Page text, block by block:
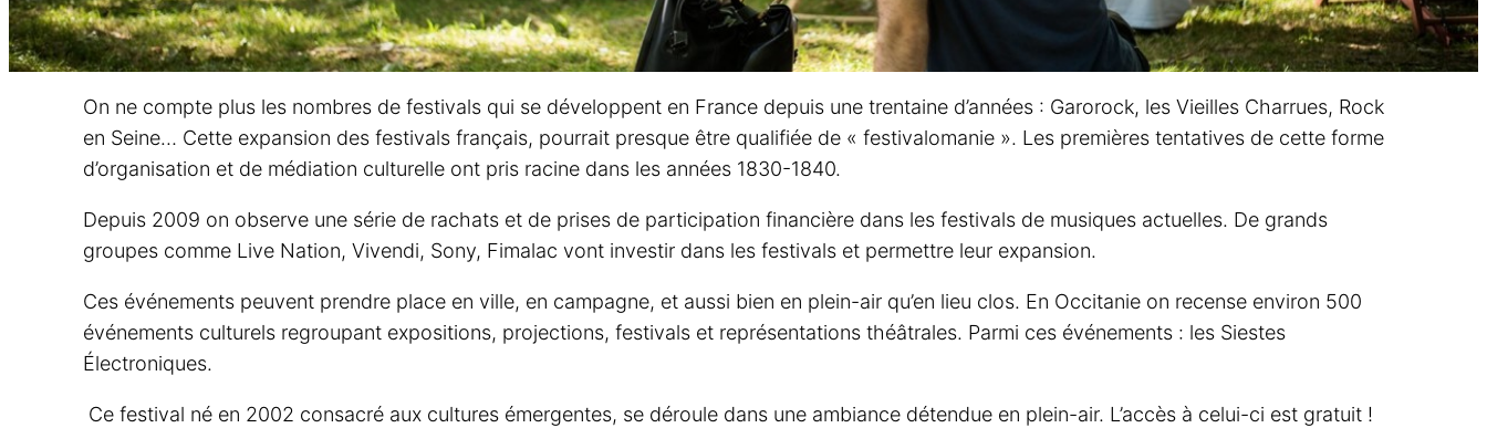
On ne compte plus les nombres de festivals qui se développent en France depuis une trentaine d’années : Garorock, les Vieilles Charrues, Rock
en Seine… Cette expansion des festivals français, pourrait presque être qualifiée de « festivalomanie ». Les premières tentatives de cette forme
d’organisation et de médiation culturelle ont pris racine dans les années 1830-1840.
Depuis 2009 on observe une série de rachats et de prises de participation financière dans les festivals de musiques actuelles. De grands
groupes comme Live Nation, Vivendi, Sony, Fimalac vont investir dans les festivals et permettre leur expansion.
Ces événements peuvent prendre place en ville, en campagne, et aussi bien en plein-air qu’en lieu clos. En Occitanie on recense environ 500
événements culturels regroupant expositions, projections, festivals et représentations théâtrales. Parmi ces événements : les Siestes
Électroniques.
Ce festival né en 2002 consacré aux cultures émergentes, se déroule dans une ambiance détendue en plein-air. L’accès à celui-ci est gratuit !